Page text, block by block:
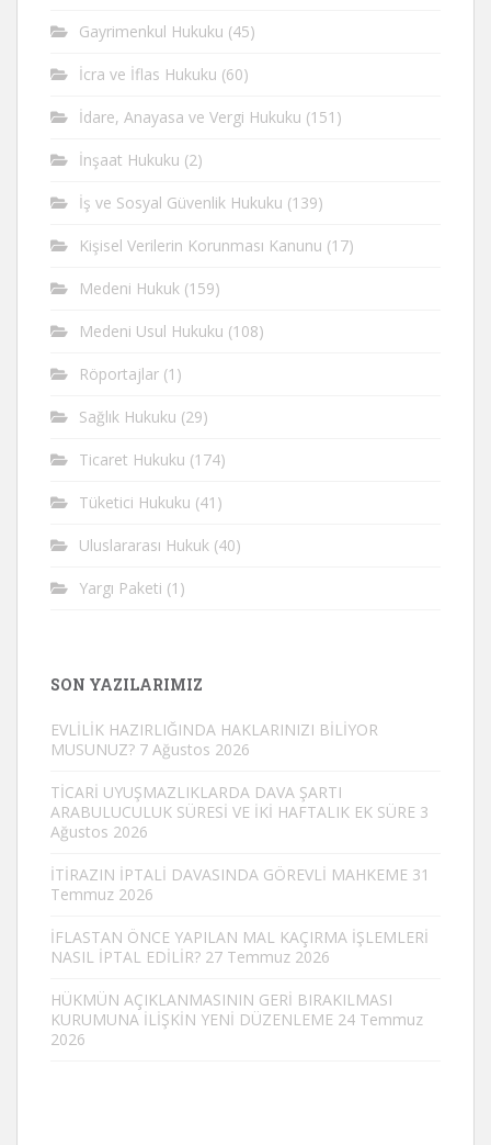
Gayrimenkul Hukuku (45)
İcra ve İflas Hukuku (60)
İdare, Anayasa ve Vergi Hukuku (151)
İnşaat Hukuku (2)
İş ve Sosyal Güvenlik Hukuku (139)
Kişisel Verilerin Korunması Kanunu (17)
Medeni Hukuk (159)
Medeni Usul Hukuku (108)
Röportajlar (1)
Sağlık Hukuku (29)
Ticaret Hukuku (174)
Tüketici Hukuku (41)
Uluslararası Hukuk (40)
Yargı Paketi (1)
SON YAZILARIMIZ
EVLİLİK HAZIRLIĞINDA HAKLARINIZI BİLİYOR
MUSUNUZ? 7 Ağustos 2026
TİCARİ UYUŞMAZLIKLARDA DAVA ŞARTI
ARABULUCULUK SÜRESİ VE İKİ HAFTALIK EK SÜRE 3
Ağustos 2026
İTİRAZIN İPTALİ DAVASINDA GÖREVLİ MAHKEME 31
Temmuz 2026
İFLASTAN ÖNCE YAPILAN MAL KAÇIRMA İŞLEMLERİ
NASIL İPTAL EDİLİR? 27 Temmuz 2026
HÜKMÜN AÇIKLANMASININ GERİ BIRAKILMASI
KURUMUNA İLİŞKİN YENİ DÜZENLEME 24 Temmuz
2026